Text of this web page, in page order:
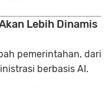
Lebih Dinamis
pemerintahan, dari
berbasis AI.